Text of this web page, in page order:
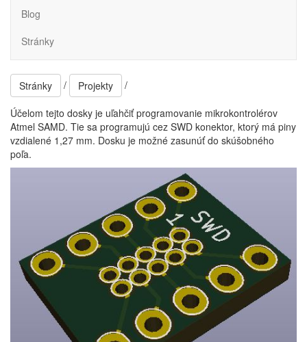
Blog
Stránky
Stránky / Projekty /
Účelom tejto dosky je uľahčiť programovanie mikrokontrolérov
Atmel SAMD. Tie sa programujú cez SWD konektor, ktorý má piny
vzdialené 1,27 mm. Dosku je možné zasunúť do skúšobného
poľa.